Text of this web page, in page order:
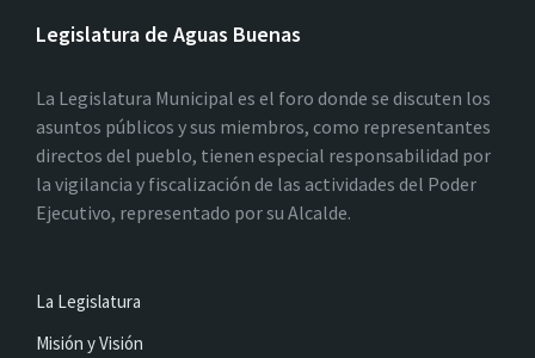
Legislatura de Aguas Buenas
La Legislatura Municipal es el foro donde se discuten los
asuntos públicos y sus miembros, como representantes
directos del pueblo, tienen especial responsabilidad por
la vigilancia y fiscalización de las actividades del Poder
Ejecutivo, representado por su Alcalde.
La Legislatura
Misión y Visión